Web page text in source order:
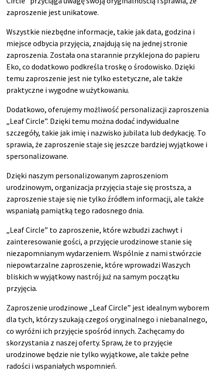
zaproszenie jest unikatowe.
Wszystkie niezbędne informacje, takie jak data, godzina i
miejsce odbycia przyjęcia, znajdują się na jednej stronie
zaproszenia. Została ona starannie przyklejona do papieru
Eko, co dodatkowo podkreśla troskę o środowisko. Dzięki
temu zaproszenie jest nie tylko estetyczne, ale także
praktyczne i wygodne w użytkowaniu.
Dodatkowo, oferujemy możliwość personalizacji zaproszenia
„Leaf Circle”. Dzięki temu można dodać indywidualne
szczegóły, takie jak imię i nazwisko jubilata lub dedykację. To
sprawia, że zaproszenie staje się jeszcze bardziej wyjątkowe i
spersonalizowane.
Dzięki naszym personalizowanym zaproszeniom
urodzinowym, organizacja przyjęcia staje się prostsza, a
zaproszenie staje się nie tylko źródłem informacji, ale także
wspaniałą pamiątką tego radosnego dnia.
„Leaf Circle” to zaproszenie, które wzbudzi zachwyt i
zainteresowanie gości, a przyjęcie urodzinowe stanie się
niezapomnianym wydarzeniem. Wspólnie z nami stwórzcie
niepowtarzalne zaproszenie, które wprowadzi Waszych
bliskich w wyjątkowy nastrój już na samym początku
przyjęcia.
Zaproszenie urodzinowe „Leaf Circle” jest idealnym wyborem
dla tych, którzy szukają czegoś oryginalnego i niebanalnego,
co wyróżni ich przyjęcie spośród innych. Zachęcamy do
skorzystania z naszej oferty. Spraw, że to przyjęcie
urodzinowe będzie nie tylko wyjątkowe, ale także pełne
radości i wspaniałych wspomnień.